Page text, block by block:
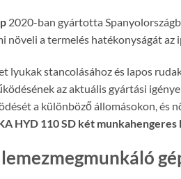
2020-ban gyártotta
a termelés hatékonyságát az
lyukak stancolásához és lapos
az aktuális gyártási
a különböző állomásokon,
HYD 110 SD két